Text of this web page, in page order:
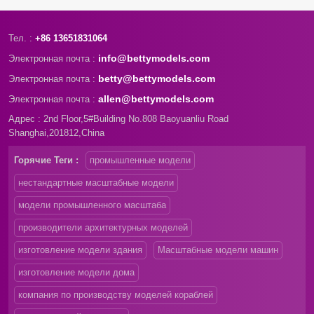
Тел. : +86 13651831064
Электронная почта : info@bettymodels.com
Электронная почта : betty@bettymodels.com
Электронная почта : allen@bettymodels.com
Адрес : 2nd Floor,5#Building No.808 Baoyuanliu Road
Shanghai,201812,China
Горячие Теги : промышленные модели
нестандартные масштабные модели
модели промышленного масштаба
производители архитектурных моделей
изготовление модели здания Масштабные модели машин
изготовление модели дома
компания по производству моделей кораблей